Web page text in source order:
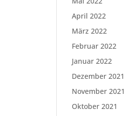
April 2022
März 2022
Februar 2022
Januar 2022
Dezember 2021
November 2021
Oktober 2021